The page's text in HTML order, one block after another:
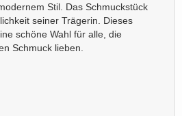
Stil. Das Schmuckstück
seiner Trägerin. Dieses
schöne Wahl für alle, die
Schmuck lieben.